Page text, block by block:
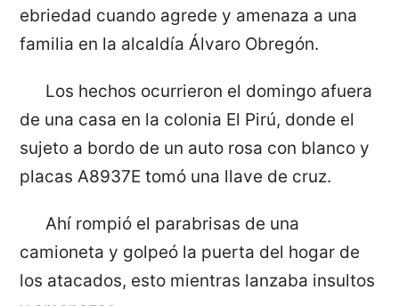
ebriedad cuando agrede y amenaza a una
familia en la alcaldía Álvaro Obregón.
Los hechos ocurrieron el domingo afuera
de una casa en la colonia El Pirú, donde el
sujeto a bordo de un auto rosa con blanco y
placas A8937E tomó una llave de cruz.
Ahí rompió el parabrisas de una
camioneta y golpeó la puerta del hogar de
los atacados, esto mientras lanzaba insultos